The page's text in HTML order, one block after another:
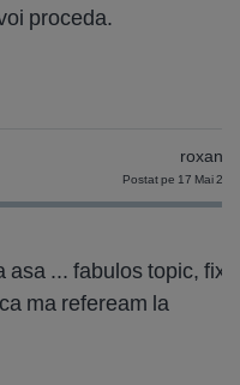
proceda.
Postat pe 17 Mai
asa ... fabulos topic, fix
ma refeream la